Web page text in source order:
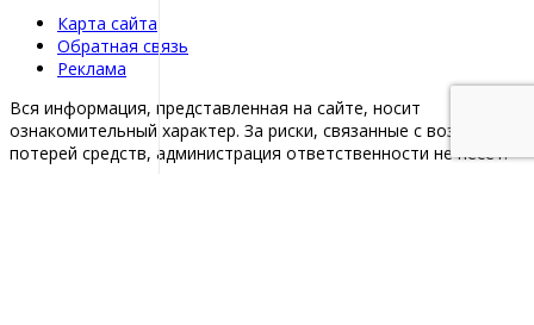
Карта сайта
Обратная связь
Реклама
Вся информация, представленная на сайте, носит
ознакомительный характер. За риски, связанные с возможной
потерей средств, администрация ответственности не несет.